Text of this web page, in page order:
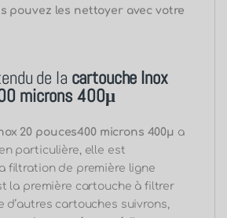
pouvez les nettoyer avec votre
de la cartouche Inox
microns 400μ
20 pouces400 microns 400μ a
particulière, elle est
filtration de première ligne
la première cartouche à filtrer
d’autres cartouches suivrons,